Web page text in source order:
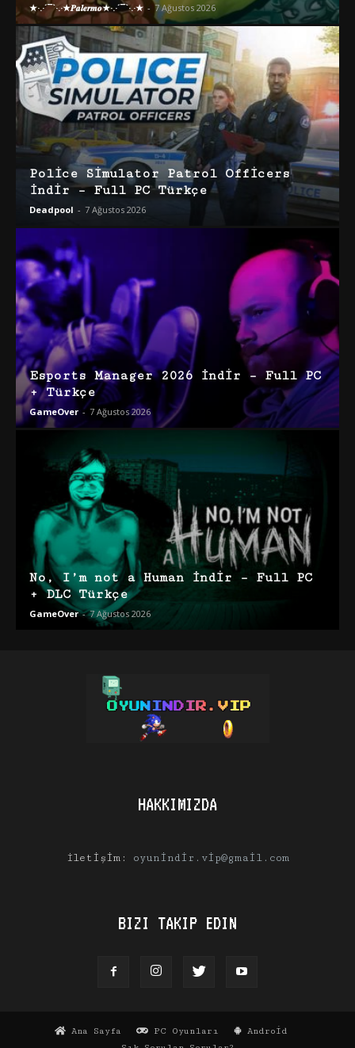
★·.·´¯`·.·★𝑷𝒂𝒍𝒆𝒓𝒎𝒐★·.·´¯`·.·★ - 7 Ağustos 2026
Police Simulator Patrol Officers
İndir – Full PC Türkçe
Deadpool - 7 Ağustos 2026
Esports Manager 2026 İndir – Full PC
+ Türkçe
GameOver - 7 Ağustos 2026
No, I’m not a Human İndir – Full PC
+ DLC Türkçe
GameOver - 7 Ağustos 2026
HAKKIMIZDA
İletişim: oyunindir.vip@gmail.com
BIZI TAKIP EDIN
Ana Sayfa PC Oyunları
Android